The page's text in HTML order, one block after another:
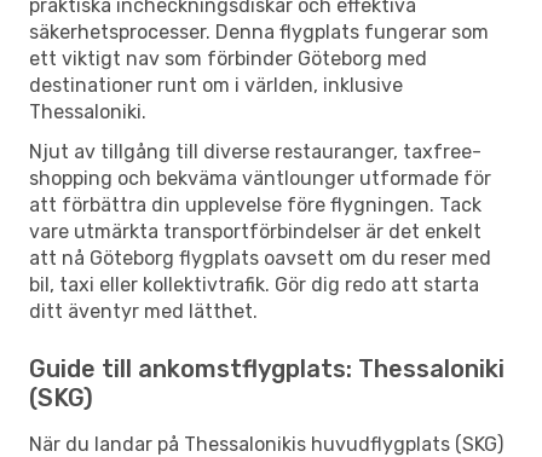
praktiska incheckningsdiskar och effektiva
säkerhetsprocesser. Denna flygplats fungerar som
ett viktigt nav som förbinder Göteborg med
destinationer runt om i världen, inklusive
Thessaloniki.
Njut av tillgång till diverse restauranger, taxfree-
shopping och bekväma väntlounger utformade för
att förbättra din upplevelse före flygningen. Tack
vare utmärkta transportförbindelser är det enkelt
att nå Göteborg flygplats oavsett om du reser med
bil, taxi eller kollektivtrafik. Gör dig redo att starta
ditt äventyr med lätthet.
Guide till ankomstflygplats: Thessaloniki
(SKG)
När du landar på Thessalonikis huvudflygplats (SKG)